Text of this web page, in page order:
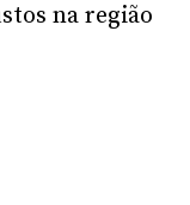
na região